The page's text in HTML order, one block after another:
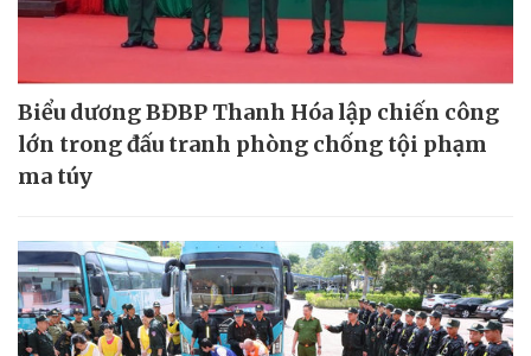
Biểu dương BĐBP Thanh Hóa lập chiến công
lớn trong đấu tranh phòng chống tội phạm
ma túy